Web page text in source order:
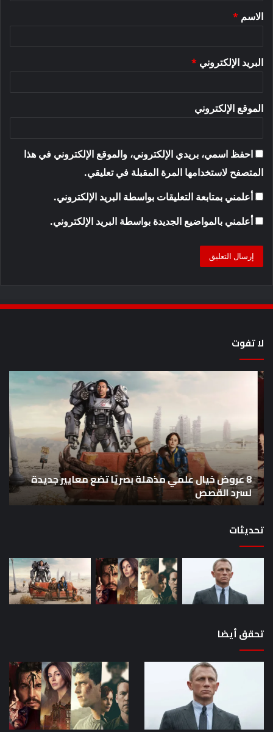
*
الاسم *
البريد الإلكتروني *
الموقع الإلكتروني
احفظ اسمي، بريدي الإلكتروني، والموقع الإلكتروني في هذا
المتصفح لاستخدامها المرة المقبلة في تعليقي.
أعلمني بمتابعة التعليقات بواسطة البريد الإلكتروني.
أعلمني بالمواضيع الجديدة بواسطة البريد الإلكتروني.
لا تفوت
8
مذهلة
بصريًا
تضع
معايير
جديدة
لسرد
القصص
8 عروض خيال علمي مذهلة بصريًا تضع معايير جديدة
لسرد القصص
تحديثات
تحقق أيضا